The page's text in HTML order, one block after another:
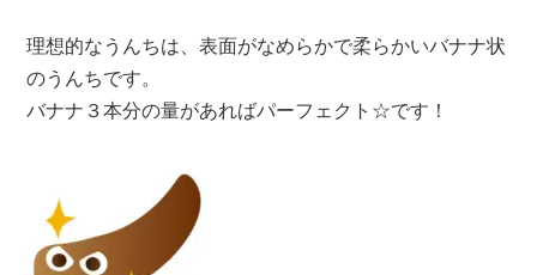
理想的なうんちは、表面がなめらかで柔らかいバナナ状
のうんちです。
バナナ３本分の量があればパーフェクト☆です！